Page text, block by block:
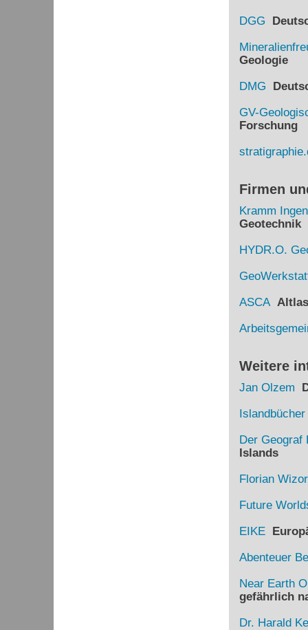
DGG
Geologie
DMG
GV-
Forschung
Firmen
Kramm
Geotechnik
HYDR.O.
ASCA
Weitere
Jan Olzem
Islandbücher
Der Geograf
Islands
Florian
Future
EIKE
Abenteuer
Near Earth
gefährlich
Dr. Harald